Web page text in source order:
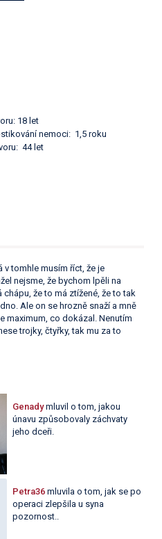
18 let
nemoci: 1,5 roku
44 let
v tomhle musím říct, že je
nejsme, že bychom lpěli na
že to má ztížené, že to tak
Ale on se hrozně snaží a mně
maximum, co dokázal. Nenutím
trojky, čtyřky, tak mu za to
Genadymluvil o tom, jakou
únavu způsobovaly záchvaty
jeho dceři.
Petra36 mluvila o tom, jak se po
operaci zlepšila u syna
pozornost..